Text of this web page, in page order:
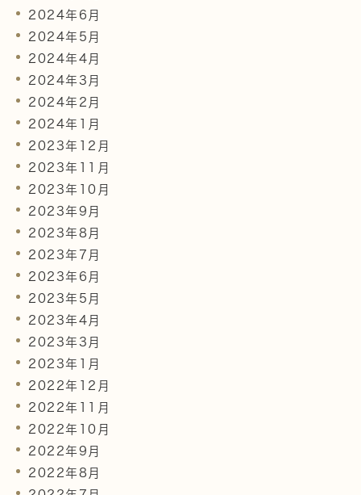
2024年6月
2024年5月
2024年4月
2024年3月
2024年2月
2024年1月
2023年12月
2023年11月
2023年10月
2023年9月
2023年8月
2023年7月
2023年6月
2023年5月
2023年4月
2023年3月
2023年1月
2022年12月
2022年11月
2022年10月
2022年9月
2022年8月